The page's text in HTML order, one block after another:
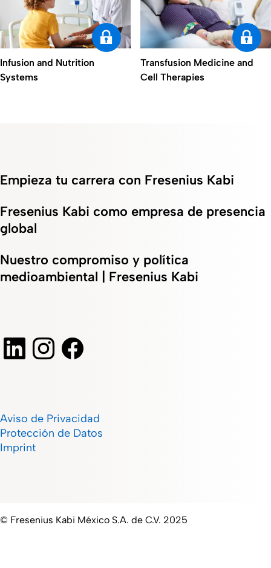
Infusion and Nutrition
Systems
Transfusion Medicine and
Cell Therapies
Empieza tu carrera con Fresenius Kabi
Fresenius Kabi como empresa de presencia
global
Nuestro compromiso y política
medioambiental | Fresenius Kabi
Aviso de Privacidad
Protección de Datos
Imprint
© Fresenius Kabi México S.A. de C.V. 2025